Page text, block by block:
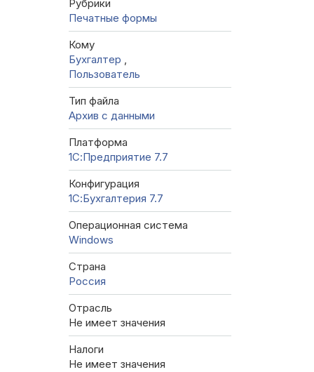
Рубрики
Печатные формы
Кому
Бухгалтер ,
Пользователь
Тип файла
Архив с данными
Платформа
1С:Предприятие 7.7
Конфигурация
1С:Бухгалтерия 7.7
Операционная система
Windows
Страна
Россия
Отрасль
Не имеет значения
Налоги
Не имеет значения